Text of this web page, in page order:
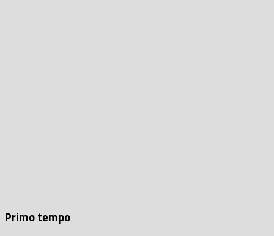
Primo tempo